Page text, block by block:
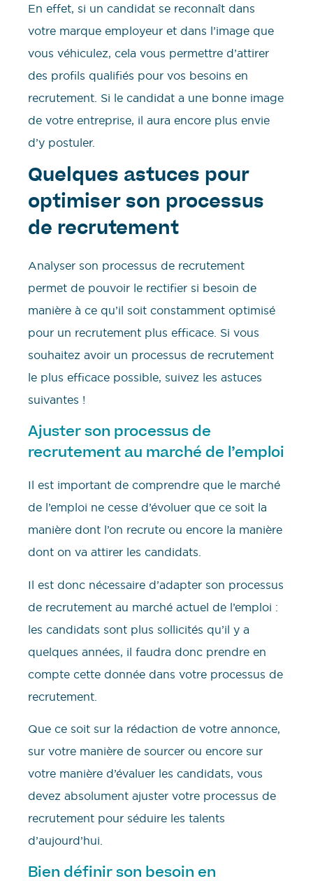
En effet, si un candidat se reconnaît dans
votre marque employeur et dans l’image que
vous véhiculez, cela vous permettre d’attirer
des profils qualifiés pour vos besoins en
recrutement. Si le candidat a une bonne image
de votre entreprise, il aura encore plus envie
d’y postuler.
Quelques astuces pour
optimiser son processus
de recrutement
Analyser son processus de recrutement
permet de pouvoir le rectifier si besoin de
manière à ce qu’il soit constamment optimisé
pour un recrutement plus efficace. Si vous
souhaitez avoir un processus de recrutement
le plus efficace possible, suivez les astuces
suivantes !
Ajuster son processus de
recrutement au marché de l’emploi
Il est important de comprendre que le marché
de l’emploi ne cesse d’évoluer que ce soit la
manière dont l’on recrute ou encore la manière
dont on va attirer les candidats.
Il est donc nécessaire d’adapter son processus
de recrutement au marché actuel de l’emploi :
les candidats sont plus sollicités qu’il y a
quelques années, il faudra donc prendre en
compte cette donnée dans votre processus de
recrutement.
Que ce soit sur la rédaction de votre annonce,
sur votre manière de sourcer ou encore sur
votre manière d’évaluer les candidats, vous
devez absolument ajuster votre processus de
recrutement pour séduire les talents
d’aujourd’hui.
Bien définir son besoin en